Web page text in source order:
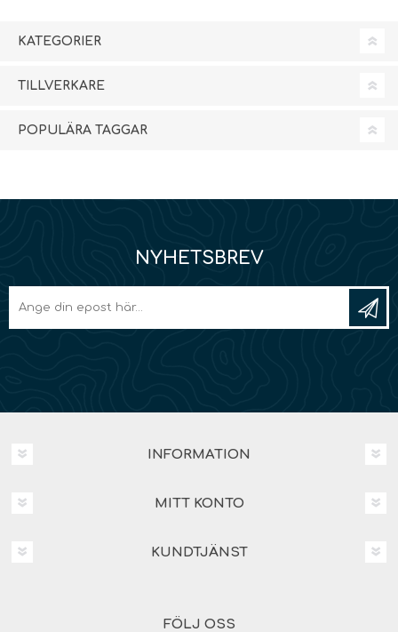
KATEGORIER
TILLVERKARE
POPULÄRA TAGGAR
NYHETSBREV
INFORMATION
MITT KONTO
KUNDTJÄNST
FÖLJ OSS